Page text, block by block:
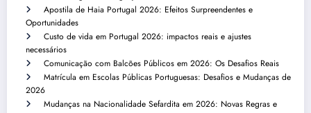
Apostila de Haia Portugal 2026: Efeitos Surpreendentes e
Oportunidades
Custo de vida em Portugal 2026: impactos reais e ajustes
necessários
Comunicação com Balcões Públicos em 2026: Os Desafios Reais
Matrícula em Escolas Públicas Portuguesas: Desafios e Mudanças de
2026
Mudanças na Nacionalidade Sefardita em 2026: Novas Regras e